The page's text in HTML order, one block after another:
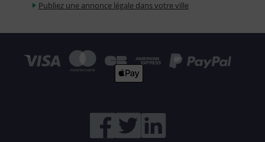
Publiez une annonce légale dans votre ville